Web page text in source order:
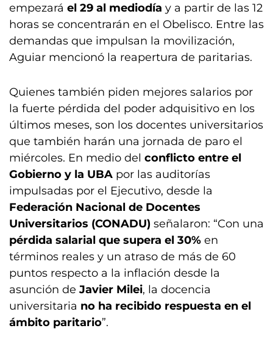
empezará el 29 al mediodía y a partir de las 12
horas se concentrarán en el Obelisco. Entre las
demandas que impulsan la movilización,
Aguiar mencionó la reapertura de paritarias.
Quienes también piden mejores salarios por
la fuerte pérdida del poder adquisitivo en los
últimos meses, son los docentes universitarios
que también harán una jornada de paro el
miércoles. En medio del conflicto entre el
Gobierno y la UBA por las auditorías
impulsadas por el Ejecutivo, desde la
Federación Nacional de Docentes
Universitarios (CONADU) señalaron: “Con una
pérdida salarial que supera el 30% en
términos reales y un atraso de más de 60
puntos respecto a la inflación desde la
asunción de Javier Milei, la docencia
universitaria no ha recibido respuesta en el
ámbito paritario”.